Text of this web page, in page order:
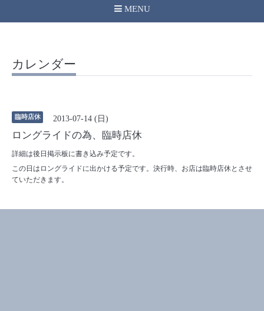
MENU
カレンダー
臨時店休 2013-07-14 (日)
ロングライドの為、臨時店休
詳細は後日掲示板に書き込み予定です。
この日はロングライドに出かける予定です。決行時、お店は臨時店休とさせ
ていただきます。